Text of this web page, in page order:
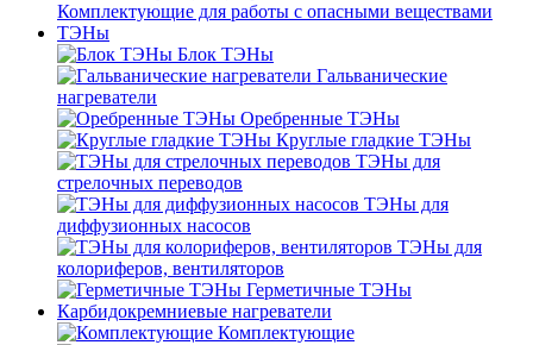
Комплектующие для работы с опасными веществами
ТЭНы
Блок ТЭНы
Гальванические
нагреватели
Оребренные ТЭНы
Круглые гладкие ТЭНы
ТЭНы для
стрелочных переводов
ТЭНы для
диффузионных насосов
ТЭНы для
колориферов, вентиляторов
Герметичные ТЭНы
Карбидокремниевые нагреватели
Комплектующие